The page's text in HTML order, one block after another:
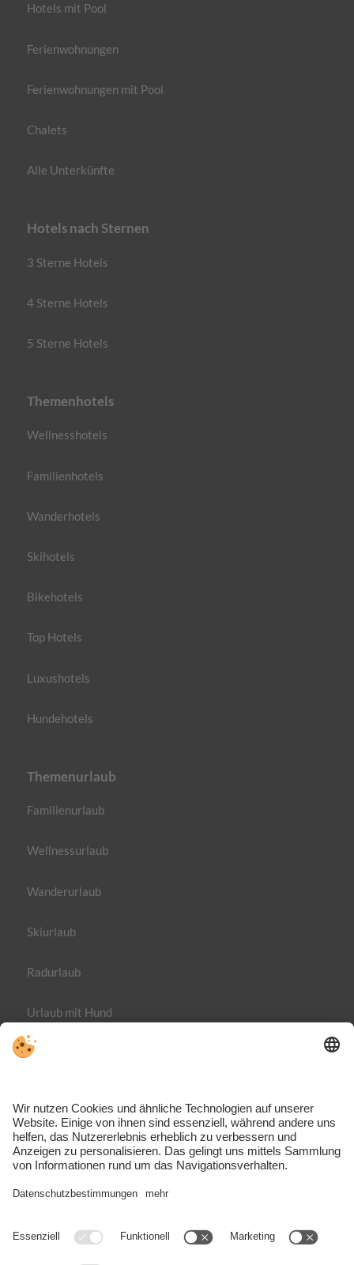
Hotels mit Pool
Ferienwohnungen
Ferienwohnungen mit Pool
Chalets
Alle Unterkünfte
Hotels nach Sternen
3 Sterne Hotels
4 Sterne Hotels
5 Sterne Hotels
Themenhotels
Wellnesshotels
Familienhotels
Wanderhotels
Skihotels
Bikehotels
Top Hotels
Luxushotels
Hundehotels
Themenurlaub
Familienurlaub
Wellnessurlaub
Wanderurlaub
Skiurlaub
Radurlaub
Urlaub mit Hund
MwSt.-Nr. IT02365710215
Individuelle Cookie-Einstellungen
Unterkünfte im Meraner Land – fundiert, inspirierend und direkt